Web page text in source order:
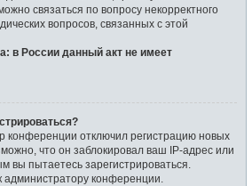
связаться по вопросу некорректного
вопросов, связанных с этой
в России данный акт не имеет
конференции отключил регистрацию новых
что он заблокировал ваш IP-адрес или
вы пытаетесь зарегистрироваться.
конференции.